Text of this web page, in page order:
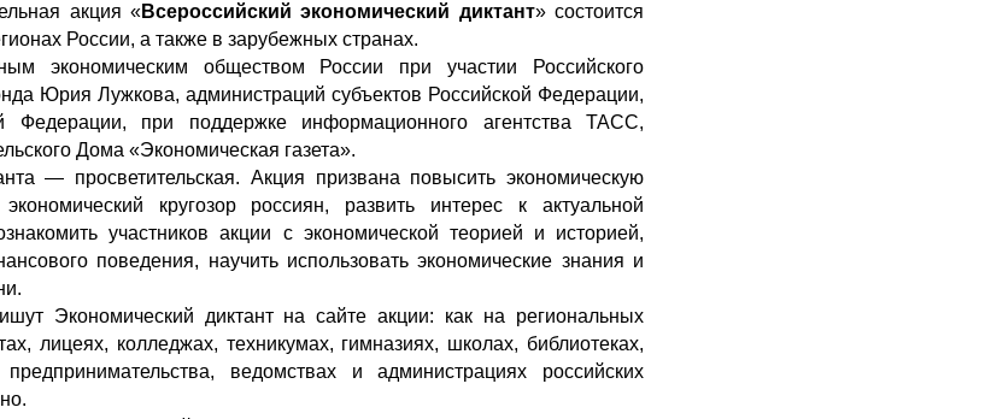
акция «Всероссийский экономический диктант» состоится
России, а также в зарубежных странах.
экономическим обществом России при участии Российского
Юрия Лужкова, администраций субъектов Российской Федерации,
Федерации, при поддержке информационного агентства ТАСС,
Дома «Экономическая газета».
— просветительская. Акция призвана повысить экономическую
кругозор россиян, развить интерес к актуальной
участников акции с экономической теорией и историей,
поведения, научить использовать экономические знания и
Экономический диктант на сайте акции: как на региональных
лицеях, колледжах, техникумах, гимназиях, школах, библиотеках,
ведомствах и администрациях российских